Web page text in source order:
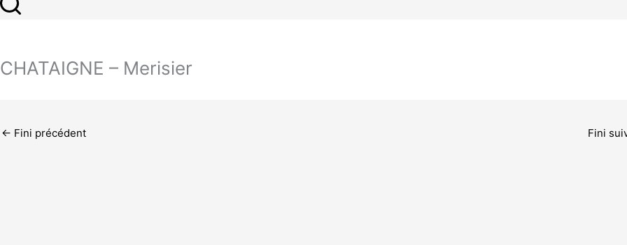
CHATAIGNE – Merisier
← Fini précédent Fini